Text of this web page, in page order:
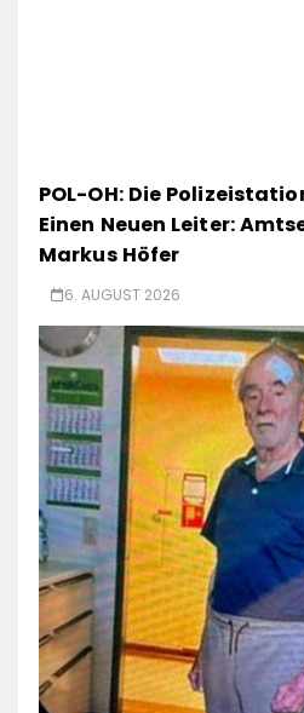
POL-OH: Die
Einen Neuen Leiter:
Markus Höfer
6. AUGUST 2026